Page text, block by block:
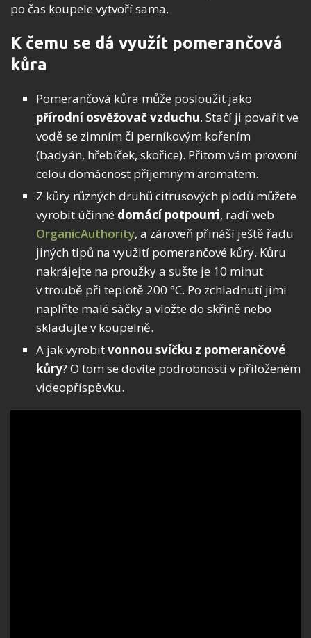
po čas koupele vytvoří sama.
K čemu se dá využít pomerančová
kůra
Pomerančová kůra může posloužit jako
přírodní osvěžovač vzduchu. Stačí ji povařit ve
vodě se zimním či perníkovým kořením
(badyán, hřebíček, skořice). Přitom vám provoní
celou domácnost příjemným aromatem.
Z kůry různých druhů citrusových plodů můžete
vyrobit účinné domácí potpourri, radí web
OrganicAuthority, a zároveň přináší ještě řadu
jiných tipů na využití pomerančové kůry. Kůru
nakrájejte na proužky a sušte je 10 minut
v troubě při teplotě 200 °C. Po zchladnutí jimi
naplňte malé sáčky a vložte do skříně nebo
skladujte v koupelně.
A jak vyrobitvonnou svíčku z pomerančové
kůry? O tom se dovíte podrobnosti v přiloženém
videopříspěvku.